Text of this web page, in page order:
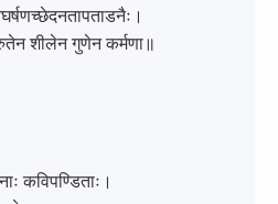
शीलेन गुणेन कर्मणा॥
कविपण्डिताः।